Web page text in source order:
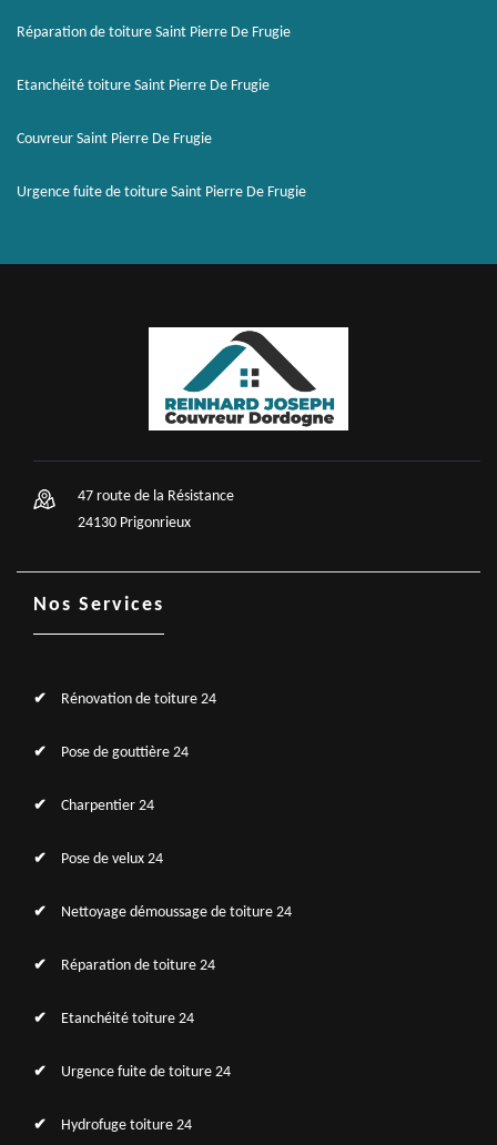
Réparation de toiture Saint Pierre De Frugie
Etanchéité toiture Saint Pierre De Frugie
Couvreur Saint Pierre De Frugie
Urgence fuite de toiture Saint Pierre De Frugie
47 route de la Résistance
24130 Prigonrieux
Nos Services
Rénovation de toiture 24
Pose de gouttière 24
Charpentier 24
Pose de velux 24
Nettoyage démoussage de toiture 24
Réparation de toiture 24
Etanchéité toiture 24
Urgence fuite de toiture 24
Hydrofuge toiture 24